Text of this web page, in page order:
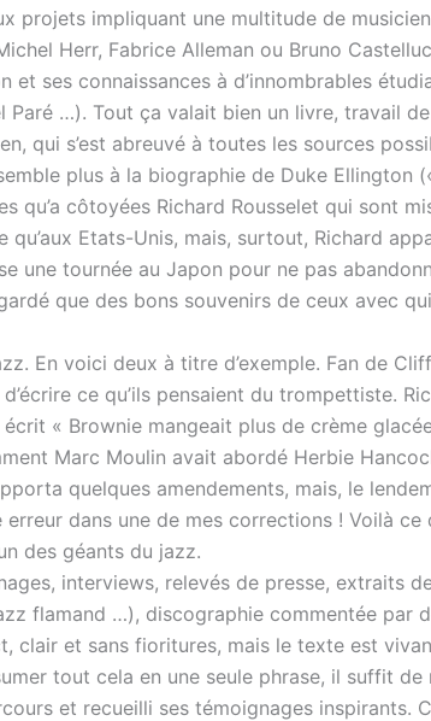
projets impliquant une multitude de
Herr, Fabrice Alleman ou Bruno
ses connaissances à d’innombrables
…). Tout ça valait bien un livre, travail
qui s’est abreuvé à toutes les sources
plus à la biographie de Duke Ellington
côtoyées Richard Rousselet qui sont
Etats-Unis, mais, surtout, Richard
une tournée au Japon pour ne pas
que des bons souvenirs de ceux avec
En voici deux à titre d’exemple. Fan de
ce qu’ils pensaient du trompettiste.
« Brownie mangeait plus de crème glacée
Marc Moulin avait abordé Herbie
quelques amendements, mais, le
dans une de mes corrections ! Voilà
des géants du jazz.
interviews, relevés de presse, extraits
flamand …), discographie commentée par
et sans fioritures, mais le texte est
tout cela en une seule phrase, il suffit
et recueilli ses témoignages inspirants.